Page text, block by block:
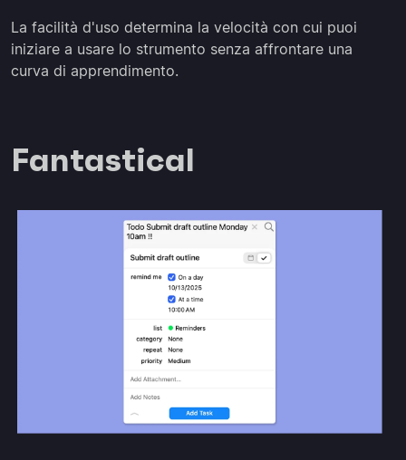
La facilità d'uso determina la velocità con cui puoi
iniziare a usare lo strumento senza affrontare una
curva di apprendimento.
Fantastical